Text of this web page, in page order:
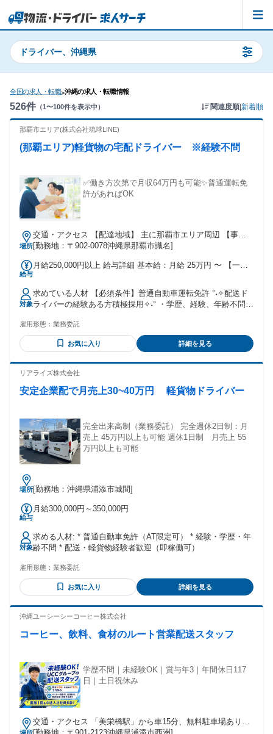
ドライバー、沖縄県
全国の求人・転職>沖縄の求人・転職情報
526件 （1〜100件を表示中） 関連度順 新着順
那覇市エリア(株式会社琉球LINE)
(那覇エリア)軽貨物の宅配ドライバー ※経験不問
✅働き方次第で月収64万円も可能✨普通運転免
許があればOK
場所
交通・アクセス 【配達地域】 主に那覇市エリア周辺 【事業
所】 沖縄県那覇市識名4-11-30-202号
[勤務地：〒902-0078沖縄県那覇市識名]
給与
月給250,000円以上 給与詳細 基本給：月給 25万円 〜 【一律
なし 全員に一律で支払われるその他手当金額：なし 【 完全
歩合制 】 月給：25万円～ 荷物1個配達完了で160円～170円
研修期間3日〜7日間あり 尚、研修期間売上補填致します。 【
月収例 】 160円×100個配達×22日出勤＝月収352,000円も可能
×160個配達×22日出勤＝月収563,200円も可能 160円×160個配
達×25日出勤＝月収640,200円も可能 ＜稼ぎたい方は個数を増
やすことも可能です＞
対象
求めている人材 【必須条件】普通自動車運転免許 °˖✧配送ド
ライバーの経験ある方積極採用✧˖° ・学歴、経験、年齢不問
活躍中 ・中高年も活躍中 ・独立したい方も歓迎 ＜ こんな経
験活かせます！ ＞ 倉庫内作業、配送ドライバー、軽貨物ドラ
イバー、ルート配送、ピッキング作業、軽作業、運送などの
西原町、中城村、南風原町など県内全域からご応募お待ちし
雇用形態： 業務委託
お気に入り 詳細を見る
リアライズ株式会社
安定企業配で月売上30~40万円 軽貨物ドライバー
完全出来高制（業務委託） 完全週休2日制：月
売上 45万円以上も可能 週休1日制 月売上 55
万円以上も可能
場所[勤務地：沖縄県浦添市城間]
給与
月給300,000円～350,000円
対象
求める人材: * 普通自動車免許（AT限定可） * 経験・学歴・年
齢不問 * 配送・軽貨物経験者歓迎（即稼働可）
雇用形態： 業務委託
お気に入り 詳細を見る
沖縄ユーシーシーコーヒー株式会社
コーヒー、飲料、食材のルート営業配送スタッフ
学歴不問｜未経験OK｜賞与年3｜年間休日117
日｜土日祝休み
交通・アクセス 「美栄橋駅」から車15分、無料駐車場あり／